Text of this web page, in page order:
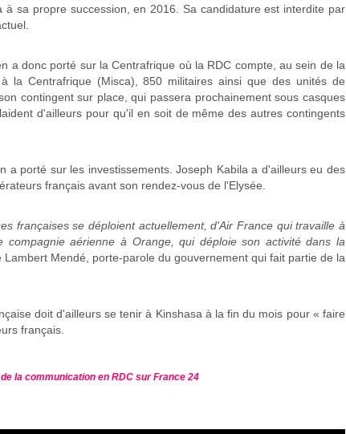
à sa propre succession, en 2016. Sa candidature est interdite par
a donc porté sur la Centrafrique où la RDC compte, au sein de la
la Centrafrique (Misca), 850 militaires ainsi que des unités de
contingent sur place, qui passera prochainement sous casques
d'ailleurs pour qu'il en soit de même des autres contingents
a porté sur les investissements. Joseph Kabila a d'ailleurs eu des
français avant son rendez-vous de l'Elysée.
françaises se déploient actuellement, d'Air France qui travaille à
compagnie aérienne à Orange, qui déploie son activité dans la
Lambert Mendé, porte-parole du gouvernement qui fait partie de la
doit d'ailleurs se tenir à Kinshasa à la fin du mois pour « faire
français.
la communication en RDC sur France 24